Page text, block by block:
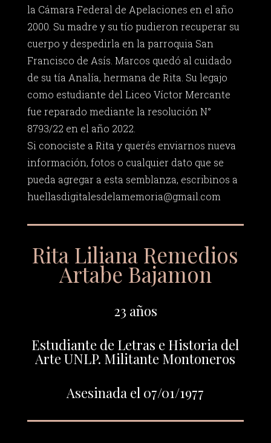
la Cámara Federal de Apelaciones en el año
2000. Su madre y su tío pudieron recuperar su
cuerpo y despedirla en la parroquia San
Francisco de Asís. Marcos quedó al cuidado
de su tía Analía, hermana de Rita. Su legajo
como estudiante del Liceo Víctor Mercante
fue reparado mediante la resolución N°
8793/22 en el año 2022.
Si conociste a Rita y querés enviarnos nueva
información, fotos o cualquier dato que se
pueda agregar a esta semblanza, escribinos a
huellasdigitalesdelamemoria@gmail.com
Rita Liliana Remedios
Artabe Bajamon
23 años
Estudiante de Letras e Historia del
Arte UNLP. Militante Montoneros
Asesinada el 07/01/1977